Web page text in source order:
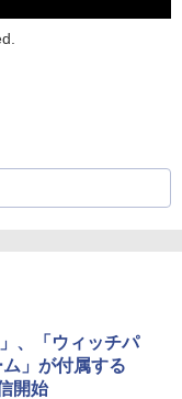
、「ウィッチパ
」が付属する
開始